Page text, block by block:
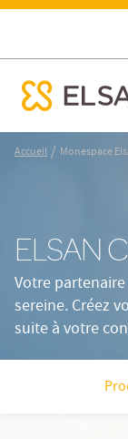
Nx:Aller
Monespace
menu mobile
Accueil / Monespace
ELSAN
Votre
sereine. Créez
suite à votre